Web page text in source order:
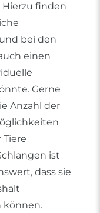
finden
bei den
einen
Gerne
Anzahl der
Tiere
ist
dass sie
können.